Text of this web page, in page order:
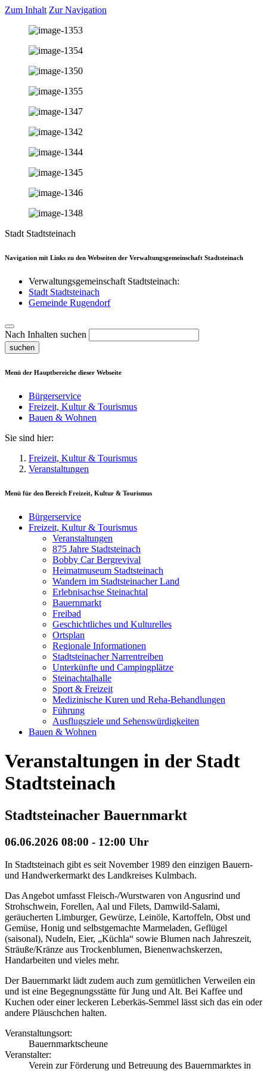
Zum Inhalt Zur Navigation
Stadt Stadtsteinach
Navigation mit Links zu den Webseiten der Verwaltungsgemeinschaft Stadtsteinach
Verwaltungsgemeinschaft Stadtsteinach:
Stadt Stadtsteinach
Gemeinde Rugendorf
Nach Inhalten suchen
suchen
Menü der Hauptbereiche dieser Webseite
Bürgerservice
Freizeit, Kultur & Tourismus
Bauen & Wohnen
Sie sind hier:
Freizeit, Kultur & Tourismus
Veranstaltungen
Menü für den Bereich Freizeit, Kultur & Tourismus
Bürgerservice
Freizeit, Kultur & Tourismus
Veranstaltungen
875 Jahre Stadtsteinach
Bobby Car Bergrevival
Heimatmuseum Stadtsteinach
Wandern im Stadtsteinacher Land
Erlebnisachse Steinachtal
Bauernmarkt
Freibad
Geschichtliches und Kulturelles
Ortsplan
Regionale Informationen
Stadtsteinacher Narrentreiben
Unterkünfte und Campingplätze
Steinachtalhalle
Sport & Freizeit
Medizinische Kuren und Reha-Behandlungen
Führung
Ausflugsziele und Sehenswürdigkeiten
Bauen & Wohnen
Veranstaltungen in der Stadt
Stadtsteinach
Stadtsteinacher Bauernmarkt
06.06.2026 08:00 - 12:00 Uhr
In Stadtsteinach gibt es seit November 1989 den einzigen Bauern-
und Handwerkermarkt des Landkreises Kulmbach.
Das Angebot umfasst Fleisch-/Wurstwaren von Angusrind und
Strohschwein, Forellen, Aal und Filets, Damwild-Salami,
geräucherten Limburger, Gewürze, Leinöle, Kartoffeln, Obst und
Gemüse, Honig und selbstgemachte Marmeladen, Geflügel
(saisonal), Nudeln, Eier, „Küchla“ sowie Blumen nach Jahreszeit,
Sträuße/Kränze aus Trockenblumen, Bienenwachskerzen,
Handarbeiten und vieles mehr.
Der Bauernmarkt lädt zudem auch zum gemütlichen Verweilen ein
und ist eine Begegnungsstätte für Jung und Alt. Bei Kaffee und
Kuchen oder einer leckeren Leberkäs-Semmel lässt sich das ein oder
andere Pläuschchen halten.
Veranstaltungsort:
Bauernmarktscheune
Veranstalter:
Verein zur Förderung und Betreuung des Bauernmarktes in